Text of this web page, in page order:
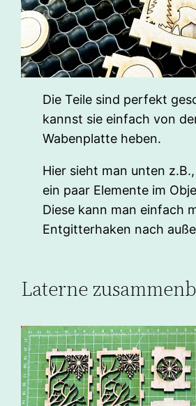
Die Teile sind perfekt
kannst sie einfach von
Wabenplatte heben.
Hier sieht man unten
ein paar Elemente im
Diese kann man einfach
Entgitterhaken nach
Laterne